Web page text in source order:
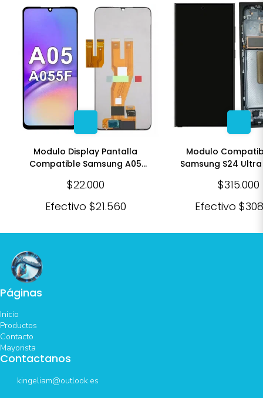
Modulo Display Pantalla
Compatible Samsung A05
$22.000
Efectivo $21.560
Modulo
Samsung S24
$315.000
Efectivo
Páginas
Inicio
Productos
Contacto
Mayorista
Contactanos
kingeliam@outlook.es